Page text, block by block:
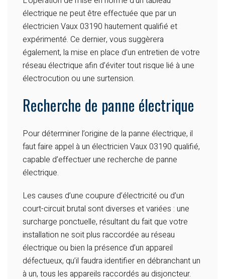
électrique ne peut être effectuée que par un
électricien Vaux 03190 hautement qualifié et
expérimenté. Ce dernier, vous suggèrera
également, la mise en place d’un entretien de votre
réseau électrique afin d’éviter tout risque lié à une
électrocution ou une surtension.
Recherche de panne électrique
Pour déterminer l’origine de la panne électrique, il
faut faire appel à un électricien Vaux 03190 qualifié,
capable d’effectuer une recherche de panne
électrique.
Les causes d’une coupure d’électricité ou d’un
court-circuit brutal sont diverses et variées : une
surcharge ponctuelle, résultant du fait que votre
installation ne soit plus raccordée au réseau
électrique ou bien la présence d’un appareil
défectueux, qu’il faudra identifier en débranchant un
à un, tous les appareils raccordés au disjoncteur.